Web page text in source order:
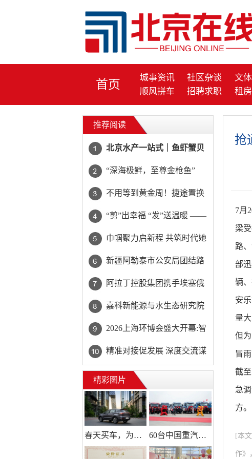
首页
城事资讯 社区杂谈 文
顺风拼车
招聘求职 租
抢
7月
梁
路
部
辆
安
量
但
冒
截
急
方
[本
作》
推荐阅读
北京水产一站式｜鱼虾蟹贝
全配齐，一键下单当日达
“深海极鲜，至尊金枪鱼”
不用等到黄金周！捷途置换
至高省20000元
“剪”出幸福 “发”送温暖 ——
31团民政服务站精准回应高
龄独居老人“理发难”
巾帼聚力启新程 共筑时代她
力量——巾帼天团第四次组
委会筹备会圆满举办
新疆阿勒泰市公安局团结路
街道派出所:推行“五步”工作
法 打造新时代“枫”景线
阿拉丁控股集团携手埃塞俄
比亚开创中非工业农业合作
新篇章
嘉科新能源与水生态研究院
共商AI水处理
2026上海环博会盛大开幕:智
能化浪潮席卷环保产业
精准对接促发展 深度交流谋
共赢 2026年企业投融资交流
活动第二期圆满举行
精彩图片
春天买车，为什么懂行的人都先看瑞虎7 PLUS？ 60台中国重汽豪沃TX燃气车盛大交付，领跑2026新征程